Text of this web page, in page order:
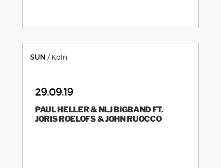
SUN Köln
29.09.19
PAUL HELLER & NLJ BIGBAND FT.
JORIS ROELOFS & JOHN RUOCCO